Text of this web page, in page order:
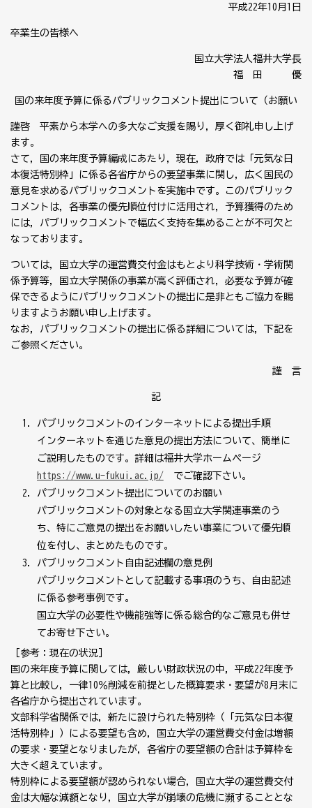
平成22年10月1日
卒業生の皆様へ
国立大学法人福井大学長
福 田 優
国の来年度予算に係るパブリックコメント提出について（お願い
謹啓 平素から本学への多大なご支援を賜り，厚く御礼申し上げ
ます。
さて，国の来年度予算編成にあたり，現在，政府では「元気な日
本復活特別枠」に係る各省庁からの要望事業に関し，広く国民の
意見を求めるパブリックコメントを実施中です。このパブリック
コメントは，各事業の優先順位付けに活用され，予算獲得のため
には，パブリックコメントで幅広く支持を集めることが不可欠と
なっております。
ついては，国立大学の運営費交付金はもとより科学技術・学術関
係予算等，国立大学関係の事業が高く評価され，必要な予算が確
保できるようにパブリックコメントの提出に是非ともご協力を賜
りますようお願い申し上げます。
なお，パブリックコメントの提出に係る詳細については，下記を
ご参照ください。
謹 言
記
パブリックコメントのインターネットによる提出手順
インターネットを通じた意見の提出方法について、簡単に
ご説明したものです。詳細は福井大学ホームページ
https://www.u-fukui.ac.jp/ でご確認下さい。
パブリックコメント提出についてのお願い
パブリックコメントの対象となる国立大学関連事業のう
ち、特にご意見の提出をお願いしたい事業について優先順
位を付し、まとめたものです。
パブリックコメント自由記述欄の意見例
パブリックコメントとして記載する事項のうち、自由記述
に係る参考事例です。
国立大学の必要性や機能強等に係る総合的なご意見も併せ
てお寄せ下さい。
［参考：現在の状況］
国の来年度予算に関しては，厳しい財政状況の中，平成22年度予
算と比較し，一律10％削減を前提とした概算要求・要望が8月末に
各省庁から提出されています。
文部科学省関係では，新たに設けられた特別枠（「元気な日本復
活特別枠」）による要望も含め，国立大学の運営費交付金は増額
の要求・要望となりましたが，各省庁の要望額の合計は予算枠を
大きく超えています。
特別枠による要望額が認められない場合，国立大学の運営費交付
金は大幅な減額となり，国立大学が崩壊の危機に瀕することとな